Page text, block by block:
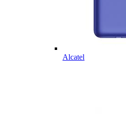
Alcatel